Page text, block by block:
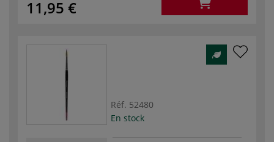
11,95 €
Réf. 52480
En stock